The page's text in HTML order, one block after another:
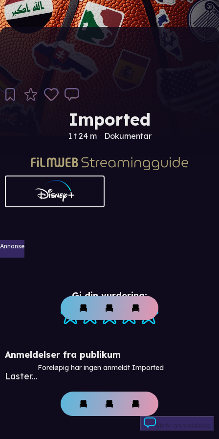
Imported
1 t 24 m Dokumentar
Annonse
Gi din vurdering:
Anmeldelser fra publikum
Laster...
Foreløpig har ingen anmeldt Imported
Skriv anmeldelse